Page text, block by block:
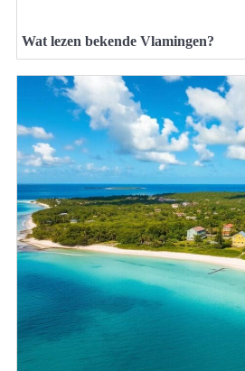
Wat lezen bekende Vlamingen?